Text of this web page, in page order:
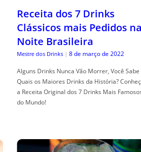
Receita dos 7 Drinks
Clássicos mais Pedidos
Noite Brasileira
Mestre dos Drinks | 8 de março de 2022
Alguns Drinks Nunca Vão Morrer, Você Sabe
Quais os Maiores Drinks da História?
a Receita Original dos 7 Drinks Mais
do Mundo!